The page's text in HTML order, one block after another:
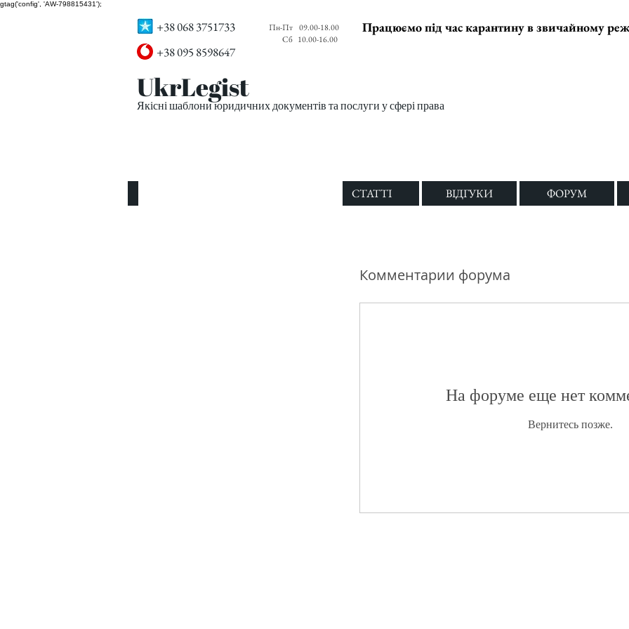
gtag('config', 'AW-798815431');
+38 068 3751733
+38 095 8598647
Пн-Пт
Сб
09.00-18.00
10.00-16.00
Працюємо під час карантину в звичайному
UkrLegist
Якісні шаблони юридичних документів та послуги у сфері права
СТАТТІ ВІДГУКИ ФОРУМ
Комментарии форума
На форуме еще нет
Вернитесь позже.